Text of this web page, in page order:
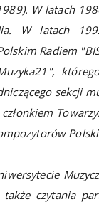
W latach
W latach
Radiem
sekcji
czytania